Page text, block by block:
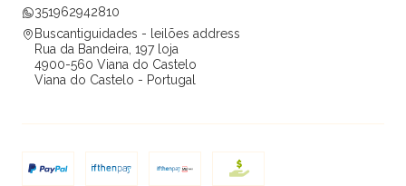
351962942810
Buscantiguidades - leilões address
Rua da Bandeira, 197 loja
4900-560 Viana do Castelo
Viana do Castelo - Portugal